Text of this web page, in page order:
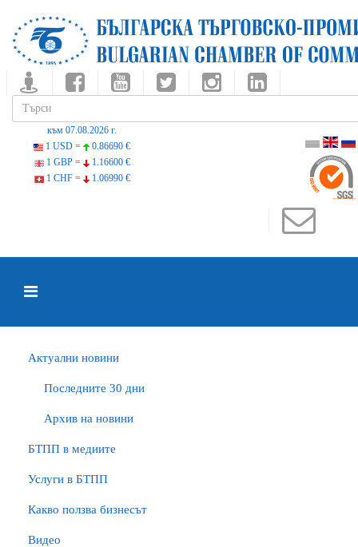
към 07.08.2026 г.
1 USD =
0.86690 €
1 GBP =
1.16600 €
1 CHF =
1.06990 €
Актуални новини
Последните 30 дни
Архив на новини
БTПП в медиите
Услуги в БТПП
Какво ползва бизнесът
Видео